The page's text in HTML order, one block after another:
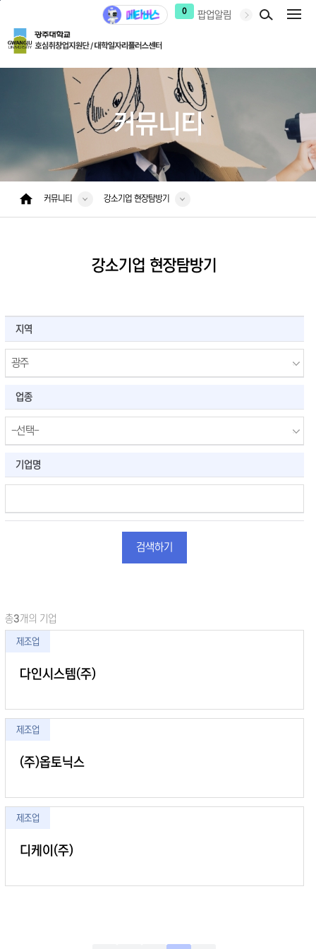
0 팝업알림
커뮤니티
커뮤니티 강소기업 현장탐방기
강소기업 현장탐방기
지역
업종
기업명
검색하기
총3개의 기업
제조업
다인시스템(주)
제조업
(주)옵토닉스
제조업
디케이(주)